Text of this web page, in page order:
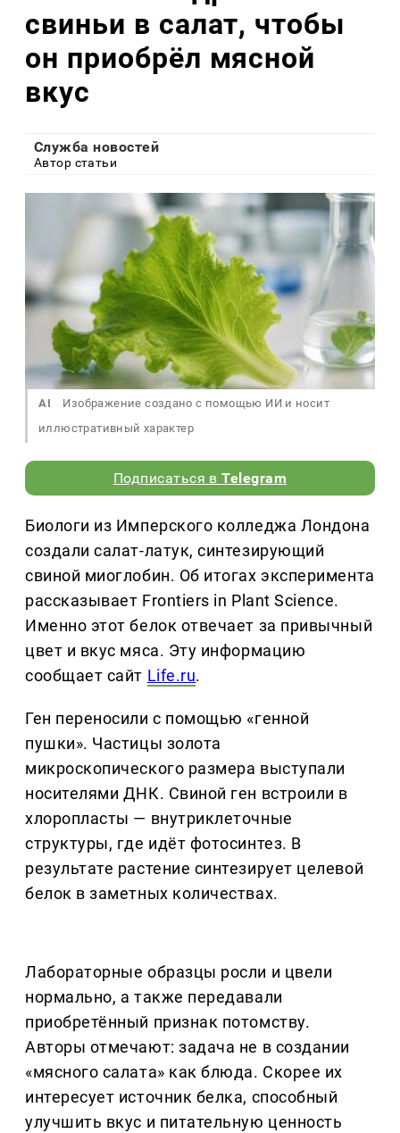
свиньи в салат, чтобы
он приобрёл мясной
вкус
Служба новостей
Автор статьи
AI
Изображение создано с помощью ИИ и носит
иллюстративный характер
Подписаться вTelegram
Биологи из Имперского колледжа Лондона
создали салат-латук, синтезирующий
свиной миоглобин. Об итогах эксперимента
рассказывает Frontiers in Plant Science.
Именно этот белок отвечает за привычный
цвет и вкус мяса. Эту информацию
сообщает сайт Life.ru.
Ген переносили с помощью «генной
пушки». Частицы золота
микроскопического размера выступали
носителями ДНК. Свиной ген встроили в
хлоропласты — внутриклеточные
структуры, где идёт фотосинтез. В
результате растение синтезирует целевой
белок в заметных количествах.
Лабораторные образцы росли и цвели
нормально, а также передавали
приобретённый признак потомству.
Авторы отмечают: задача не в создании
«мясного салата» как блюда. Скорее их
интересует источник белка, способный
улучшить вкус и питательную ценность